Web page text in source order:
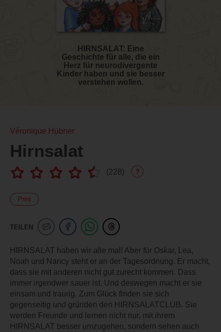
HIRNSALAT: Eine
Geschichte für alle, die ein
Herz für neurodivergente
Kinder haben und sie besser
verstehen wollen.
Véronique Hübner
Hirnsalat
(228) ?
Print
TEILEN
HIRNSALAT haben wir alle mal! Aber für Oskar, Lea,
Noah und Nancy steht er an der Tagesordnung. Er macht,
dass sie mit anderen nicht gut zurecht kommen. Dass
immer irgendwer sauer ist. Und deswegen macht er sie
einsam und traurig. Zum Glück finden sie sich
gegenseitig und gründen den HIRNSALATCLUB. Sie
werden Freunde und lernen nicht nur, mit ihrem
HIRNSALAT besser umzugehen, sondern sehen auch